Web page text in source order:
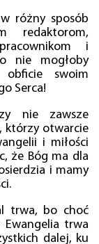
różny sposób
redaktorom,
i
nie mogłoby
swoim
Serca!
nie zawsze
którzy otwarcie
i miłości
że Bóg ma dla
i mamy
trwa, bo choć
trwa
dalej, ku